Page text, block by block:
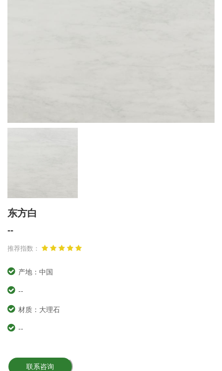
东方白
--
推荐指数：
产地：中国
--
材质：大理石
--
联系咨询